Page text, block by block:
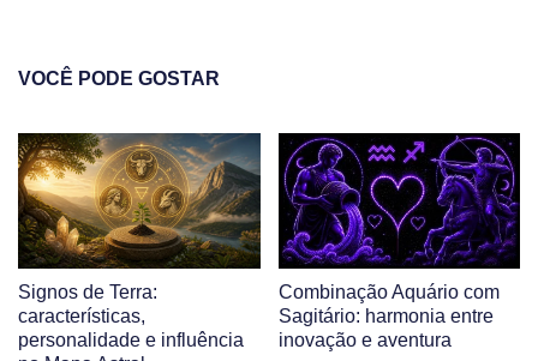
VOCÊ PODE GOSTAR
Signos de Terra:
características,
personalidade e influência
Combinação Aquário com
Sagitário: harmonia entre
inovação e aventura